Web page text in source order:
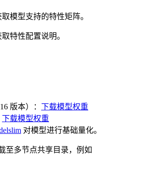
取模型支持的特性矩阵。
取特性配置说明。
版本）： 下载模型权重
下载模型权重
对模型进行基础量化。
至多节点共享目录，例如